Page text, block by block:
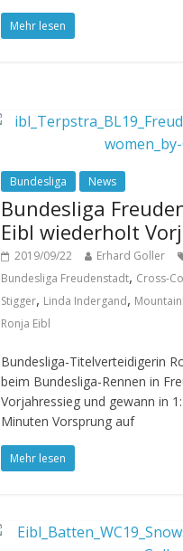
Mehr lesen
Bundesliga News
Bundesliga
Eibl wiederholt
2019/09/22 Erhard Goller
Bundesliga Freudenstadt, Cross-
Stigger, Linda Indergand,
Ronja Eibl
Bundesliga-Titelverteidigerin
beim Bundesliga-Rennen in
Vorjahressieg und gewann in
Minuten Vorsprung auf
Mehr lesen